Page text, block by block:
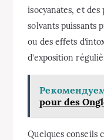
isocyanates, et
solvants puissants
ou des effets
d’exposition
pour des
Quelques conseils